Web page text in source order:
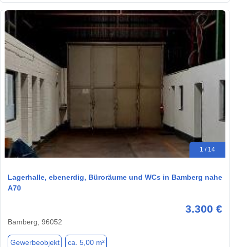
1 / 14
Lagerhalle, ebenerdig, Büroräume und WCs in Bamberg nahe
A70
3.300 €
Bamberg, 96052
Gewerbeobjekt ca. 5,00 m²